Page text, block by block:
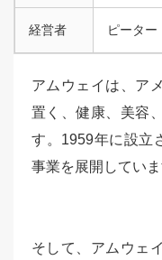
経営者 ピーター
アムウェイは、ア
置く、健康、美容
す。1959年に設立
事業を展開していま
そして、アムウェ